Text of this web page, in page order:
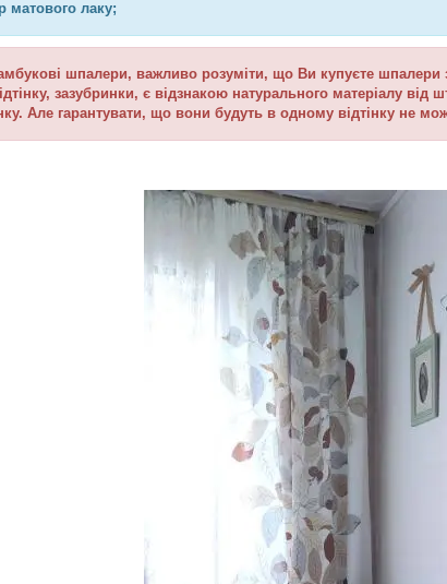
матового лаку;
шпалери, важливо розуміти, що Ви купуєте шпалери з
зазубринки, є відзнакою натурального матеріалу
Але гарантувати, що вони будуть в одному відтінку не